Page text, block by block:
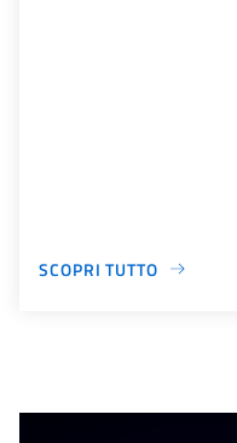
SCOPRI TUTTO